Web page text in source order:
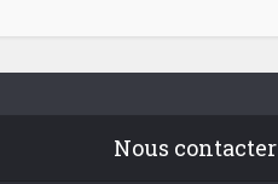
Nous contacter